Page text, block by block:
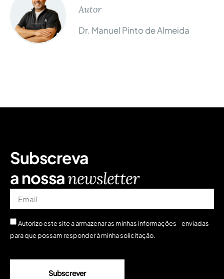
Autor
Dr. Manuel Pinto de Almeida
Subscreva
a nossanewsletter
Autorizo ​​este site a armazenar as minhas informações enviadas
para que possam responder à minha solicitação.
Subscrever